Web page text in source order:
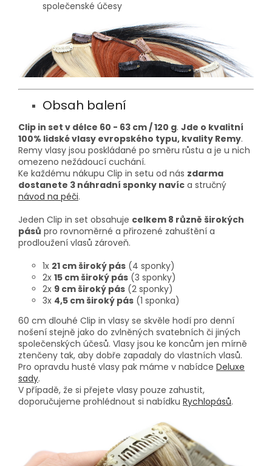
společenské účesy
Obsah balení
Clip in set v délce 60 - 63 cm / 120 g. Jde o kvalitní
100% lidské vlasy evropského typu, kvality Remy.
Remy vlasy jsou poskládané po směru růstu a je u nich
omezeno nežádoucí cuchání.
Ke každému nákupu Clip in setu od nás zdarma
dostanete 3 náhradní sponky navíc a stručný
návod na péči.
Jeden Clip in set obsahuje celkem 8 různě širokých
pásů pro rovnoměrné a přirozené zahuštění a
prodloužení vlasů zároveň.
1x 21 cm široký pás (4 sponky)
2x 15 cm široký pás (3 sponky)
2x 9 cm široký pás (2 sponky)
3x 4,5 cm široký pás (1 sponka)
60 cm dlouhé Clip in vlasy se skvěle hodí pro denní
nošení stejně jako do zvlněných svatebních či jiných
společenských účesů. Vlasy jsou ke koncům jen mírně
ztenčeny tak, aby dobře zapadaly do vlastních vlasů.
Pro opravdu husté vlasy pak máme v nabídce Deluxe
sady.
V případě, že si přejete vlasy pouze zahustit,
doporučujeme prohlédnout si nabídku Rychlopásů.